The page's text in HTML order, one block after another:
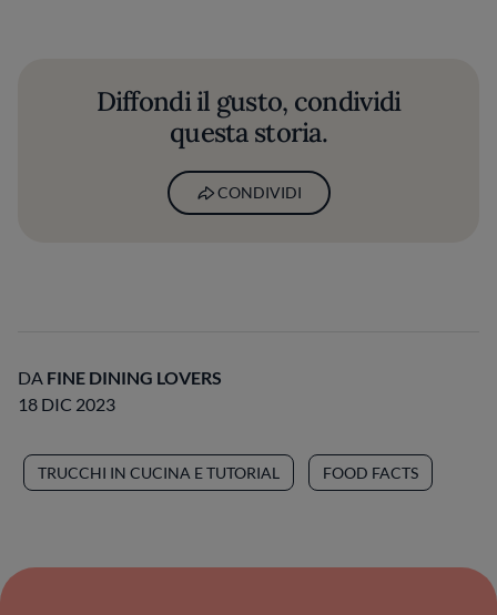
Diffondi il gusto, condividi
questa storia.
CONDIVIDI
DA FINE DINING LOVERS
18 DIC 2023
TRUCCHI IN CUCINA E TUTORIAL FOOD FACTS